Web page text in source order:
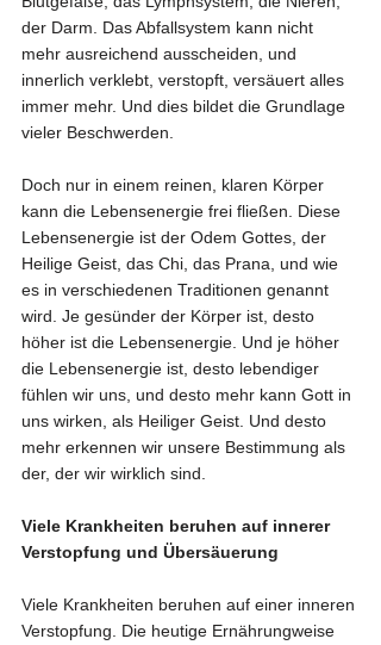
der Darm. Das Abfallsystem kann nicht
mehr ausreichend ausscheiden, und
innerlich verklebt, verstopft, versäuert alles
immer mehr. Und dies bildet die Grundlage
vieler Beschwerden.
Doch nur in einem reinen, klaren Körper
kann die Lebensenergie frei fließen. Diese
Lebensenergie ist der Odem Gottes, der
Heilige Geist, das Chi, das Prana, und wie
es in verschiedenen Traditionen genannt
wird. Je gesünder der Körper ist, desto
höher ist die Lebensenergie. Und je höher
die Lebensenergie ist, desto lebendiger
fühlen wir uns, und desto mehr kann Gott in
uns wirken, als Heiliger Geist. Und desto
mehr erkennen wir unsere Bestimmung als
der, der wir wirklich sind.
Viele Krankheiten beruhen auf innerer
Verstopfung und Übersäuerung
Viele Krankheiten beruhen auf einer inneren
Verstopfung. Die heutige Ernährungweise